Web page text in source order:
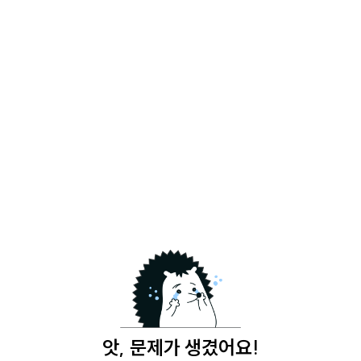
앗, 문제가 생겼어요!